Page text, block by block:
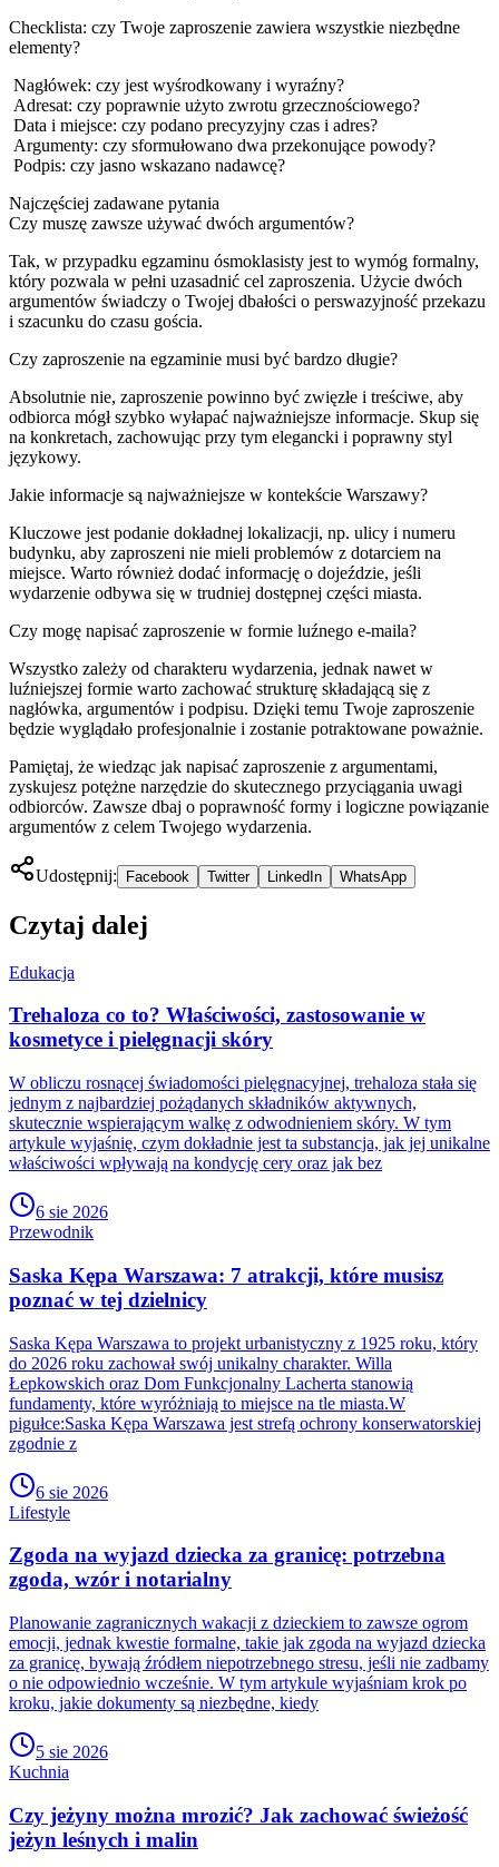
Checklista: czy Twoje zaproszenie zawiera wszystkie niezbędne
elementy?
Nagłówek: czy jest wyśrodkowany i wyraźny?
Adresat: czy poprawnie użyto zwrotu grzecznościowego?
Data i miejsce: czy podano precyzyjny czas i adres?
Argumenty: czy sformułowano dwa przekonujące powody?
Podpis: czy jasno wskazano nadawcę?
Najczęściej zadawane pytania
Czy muszę zawsze używać dwóch argumentów?
Tak, w przypadku egzaminu ósmoklasisty jest to wymóg formalny,
który pozwala w pełni uzasadnić cel zaproszenia. Użycie dwóch
argumentów świadczy o Twojej dbałości o perswazyjność przekazu
i szacunku do czasu gościa.
Czy zaproszenie na egzaminie musi być bardzo długie?
Absolutnie nie, zaproszenie powinno być zwięzłe i treściwe, aby
odbiorca mógł szybko wyłapać najważniejsze informacje. Skup się
na konkretach, zachowując przy tym elegancki i poprawny styl
językowy.
Jakie informacje są najważniejsze w kontekście Warszawy?
Kluczowe jest podanie dokładnej lokalizacji, np. ulicy i numeru
budynku, aby zaproszeni nie mieli problemów z dotarciem na
miejsce. Warto również dodać informację o dojeździe, jeśli
wydarzenie odbywa się w trudniej dostępnej części miasta.
Czy mogę napisać zaproszenie w formie luźnego e-maila?
Wszystko zależy od charakteru wydarzenia, jednak nawet w
luźniejszej formie warto zachować strukturę składającą się z
nagłówka, argumentów i podpisu. Dzięki temu Twoje zaproszenie
będzie wyglądało profesjonalnie i zostanie potraktowane poważnie.
Pamiętaj, że wiedząc jak napisać zaproszenie z argumentami,
zyskujesz potężne narzędzie do skutecznego przyciągania uwagi
odbiorców. Zawsze dbaj o poprawność formy i logiczne powiązanie
argumentów z celem Twojego wydarzenia.
Udostępnij: Facebook Twitter LinkedIn WhatsApp
Czytaj dalej
Edukacja
Trehaloza co to? Właściwości, zastosowanie w
kosmetyce i pielęgnacji skóry
W obliczu rosnącej świadomości pielęgnacyjnej, trehaloza stała się
jednym z najbardziej pożądanych składników aktywnych,
skutecznie wspierającym walkę z odwodnieniem skóry. W tym
artykule wyjaśnię, czym dokładnie jest ta substancja, jak jej unikalne
właściwości wpływają na kondycję cery oraz jak bez
6 sie 2026
Przewodnik
Saska Kępa Warszawa: 7 atrakcji, które musisz
poznać w tej dzielnicy
Saska Kępa Warszawa to projekt urbanistyczny z 1925 roku, który
do 2026 roku zachował swój unikalny charakter. Willa
Łepkowskich oraz Dom Funkcjonalny Lacherta stanowią
fundamenty, które wyróżniają to miejsce na tle miasta.W
pigułce:Saska Kępa Warszawa jest strefą ochrony konserwatorskiej
zgodnie z
6 sie 2026
Lifestyle
Zgoda na wyjazd dziecka za granicę: potrzebna
zgoda, wzór i notarialny
Planowanie zagranicznych wakacji z dzieckiem to zawsze ogrom
emocji, jednak kwestie formalne, takie jak zgoda na wyjazd dziecka
za granicę, bywają źródłem niepotrzebnego stresu, jeśli nie zadbamy
o nie odpowiednio wcześnie. W tym artykule wyjaśniam krok po
kroku, jakie dokumenty są niezbędne, kiedy
5 sie 2026
Kuchnia
Czy jeżyny można mrozić? Jak zachować świeżość
jeżyn leśnych i malin